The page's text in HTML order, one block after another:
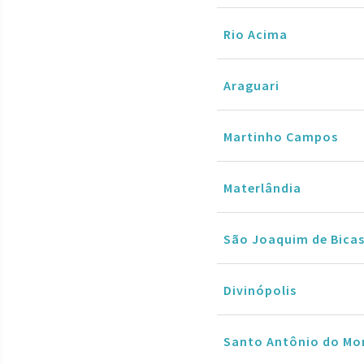
Rio Acima
Araguari
Martinho Campos
Materlândia
São Joaquim de Bicas
Divinópolis
Santo Antônio do